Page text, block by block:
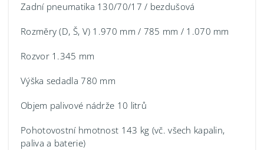
Zadní pneumatika 130/70/17 / bezdušová
Rozměry (D, Š, V) 1.970 mm / 785 mm / 1.070 mm
Rozvor 1.345 mm
Výška sedadla 780 mm
Objem palivové nádrže 10 litrů
Pohotovostní hmotnost 143 kg (vč. všech kapalin,
paliva a baterie)